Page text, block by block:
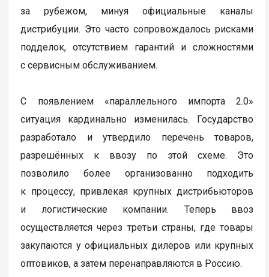
за рубежом, минуя официальные каналы
дистрибуции. Это часто сопровождалось рисками
подделок, отсутствием гарантий и сложностями
с сервисным обслуживанием.
С появлением «параллельного импорта 2.0»
ситуация кардинально изменилась. Государство
разработало и утвердило перечень товаров,
разрешённых к ввозу по этой схеме. Это
позволило более организованно подходить
к процессу, привлекая крупных дистрибьюторов
и логистические компании. Теперь ввоз
осуществляется через третьи страны, где товары
закупаются у официальных дилеров или крупных
оптовиков, а затем перенаправляются в Россию.